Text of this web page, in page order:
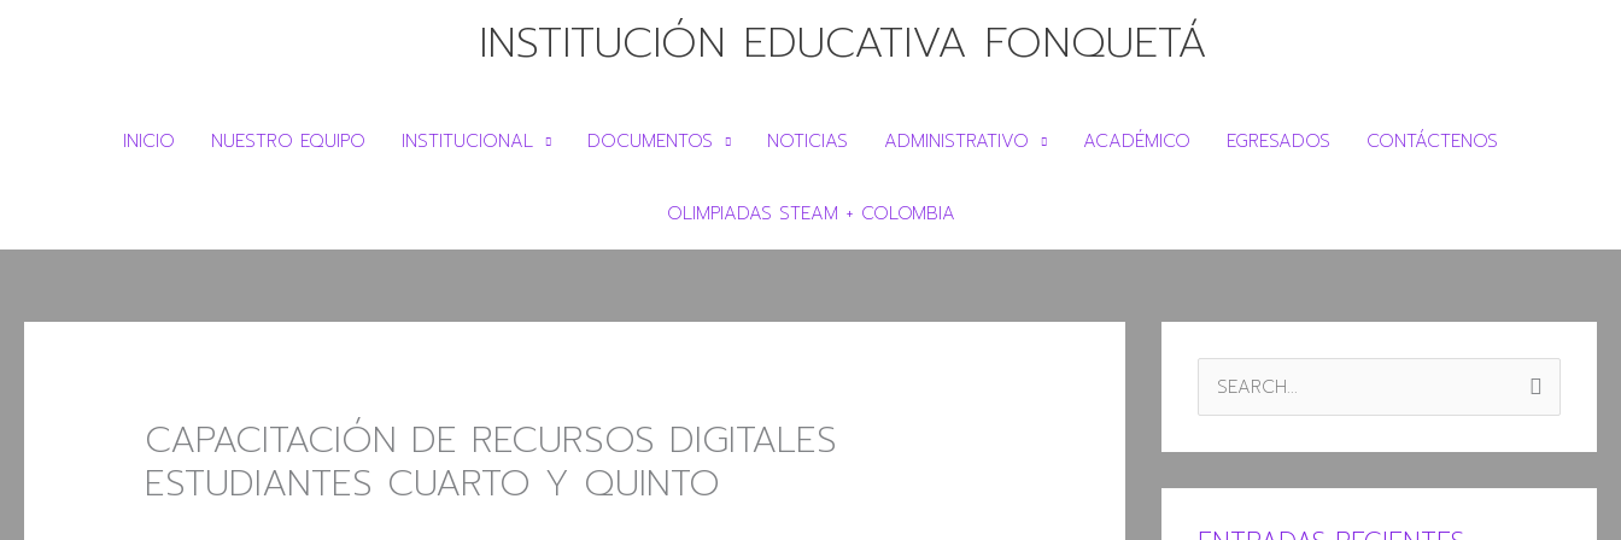
INSTITUCIÓN EDUCATIVA FONQUETÁ
INICIO NUESTRO EQUIPO INSTITUCIONAL DOCUMENTOS NOTICIAS ADMINISTRATIVO ACADÉMICO EGRESADOS CONTÁCTENOS
OLIMPIADAS STEAM + COLOMBIA
CAPACITACIÓN DE RECURSOS DIGITALES
ESTUDIANTES CUARTO Y QUINTO
CAPACITACIÓN
Y
QUINTO